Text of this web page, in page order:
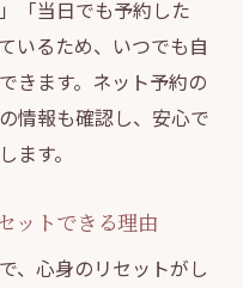
「当日でも予約した
いるため、いつでも自
きます。ネット予約の
情報も確認し、安心で
ます。
ットできる理由
、心身のリセットがし